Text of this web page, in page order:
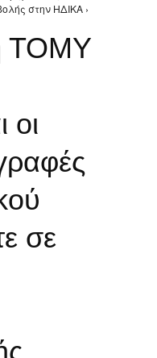
στην ΗΔΙΚΑ ›
ΤΟΜΥ
οι
σε